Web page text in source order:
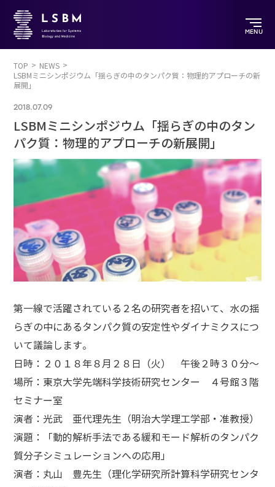
MENU
TOP
NEWS
LSBMミニシンポジウム「揺らぎの中のタンパク質：物理的アプローチの新
展開」
2018.07.09
LSBMミニシンポジウム「揺らぎの中のタン
パク質：物理的アプローチの新展開」
第一線で活躍されている２名の研究者を招いて、水の揺
らぎの中にあるタンパク質の安定性やダイナミクスにつ
いて議論します。
日時：２０１８年８月２８日（火） 午後２時３０分～
場所：東京大学先端科学技術研究センター ４号館３階
セミナー室
演者：光武 亜代理先生（明治大学理工学部・准教授）
演題：「動的解析手法である緩和モード解析のタンパク
質分子シミュレーションへの応用」
演者：丸山 豊先生（理化学研究所計算科学研究センタ